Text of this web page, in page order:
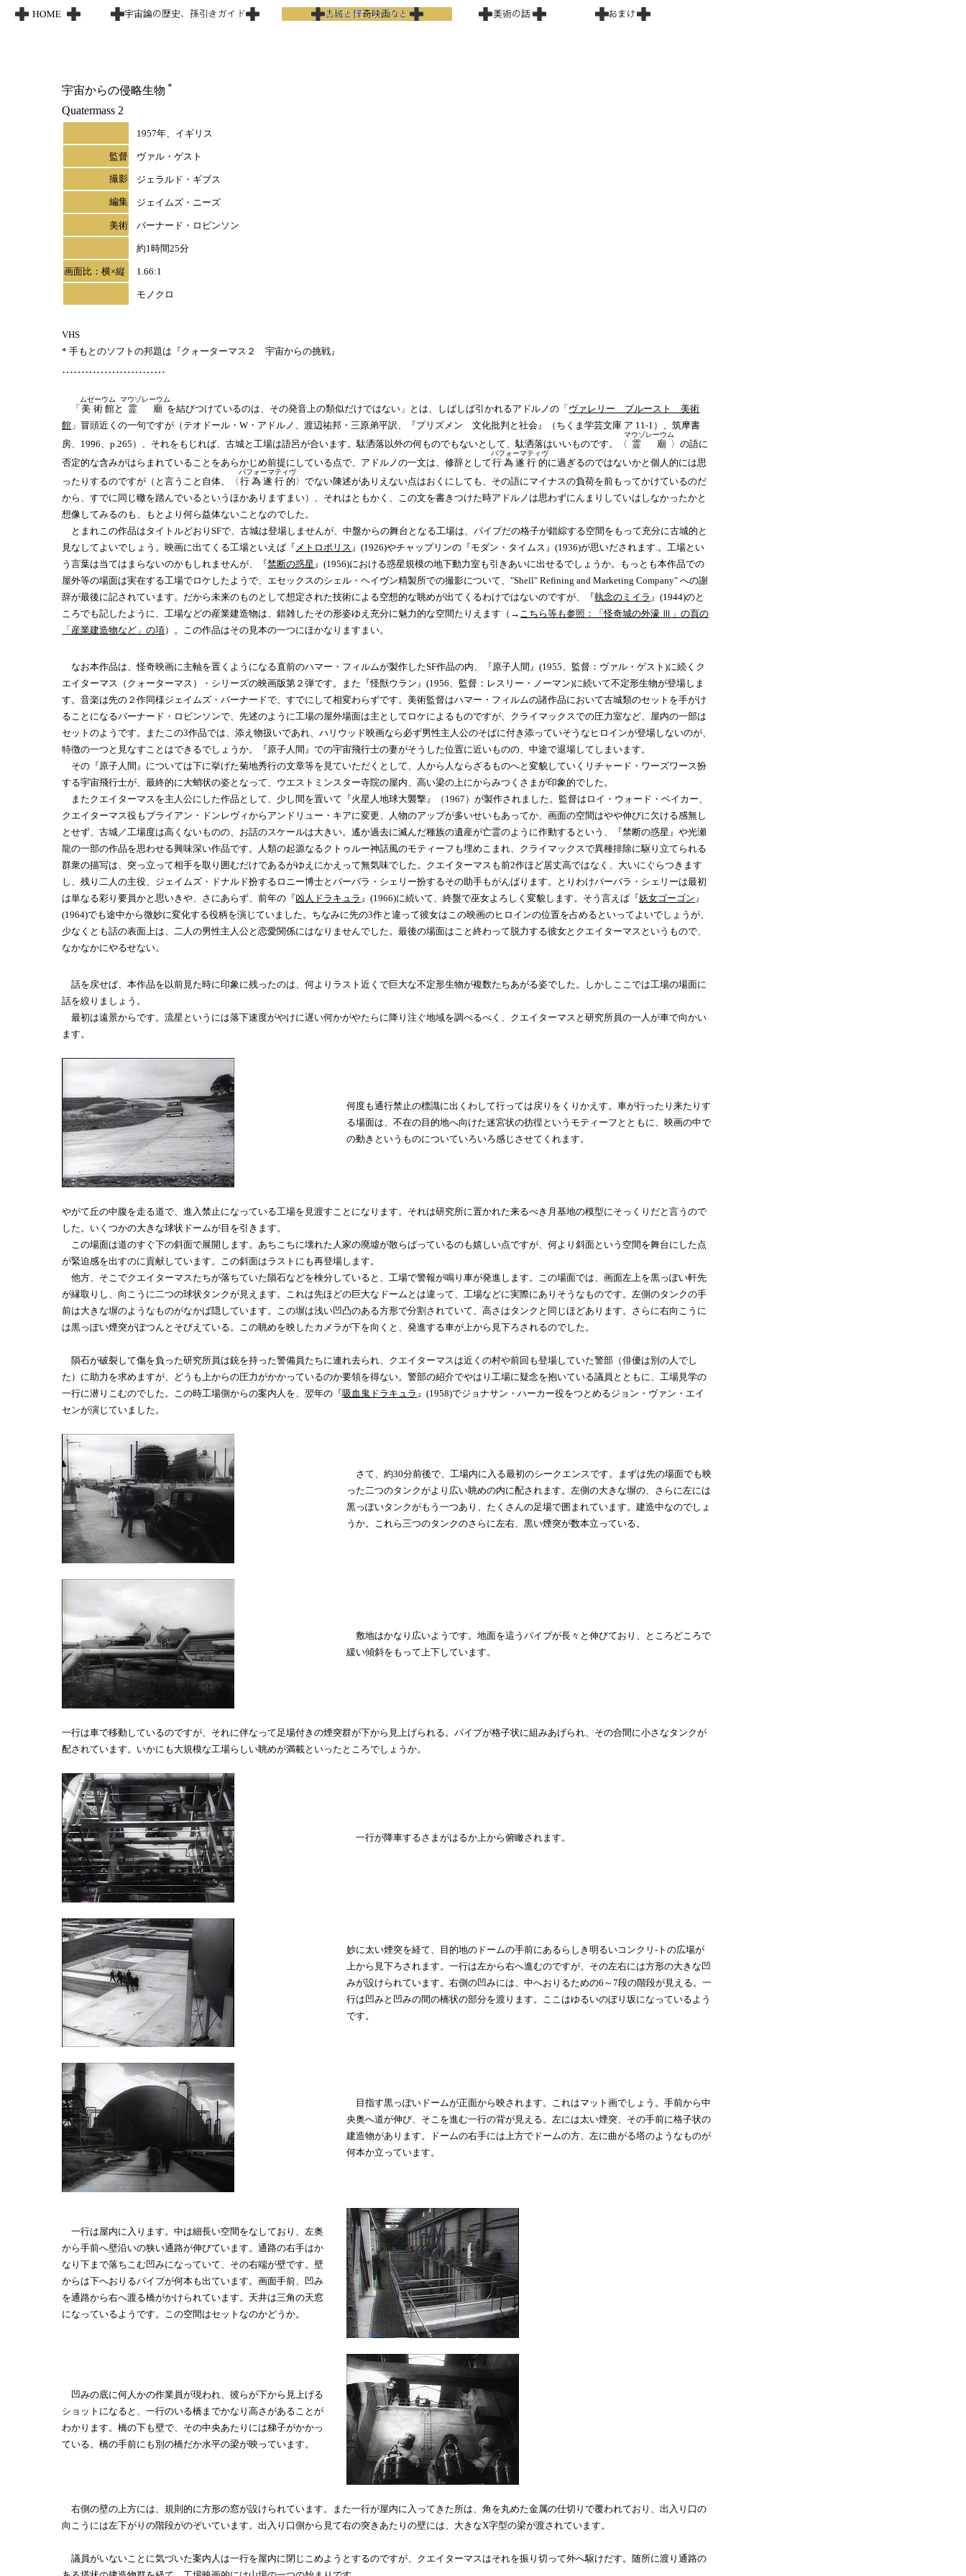
宇宙からの侵略生物 *
Quatermass 2
1957年、イギリス
監督 ヴァル・ゲスト
撮影 ジェラルド・ギブス
編集 ジェイムズ・ニーズ
美術 バーナード・ロビンソン
約1時間25分
画面比：横×縦 1.66:1
モノクロ
VHS
* 手もとのソフトの邦題は『クォーターマス２ 宇宙からの挑戦』
………………………
「 美術館
ムゼーウム
と 霊廟
マウゾレーウム
を結びつけているのは、その発音上の類似だけではない」とは、しばしば引かれるアドルノの「 ヴァレリー プルースト 美術
館 」冒頭近くの一句ですが（テオドール・W・アドルノ、渡辺祐邦・三原弟平訳、『プリズメン 文化批判と社会』（ちくま学芸文庫 ア 11-1）、筑摩書
房、1996、p.265）、それをもじれば、古城と工場は語呂が合います。駄洒落以外の何ものでもないとして、駄洒落はいいものです。〈 霊廟
マウゾレーウム
〉の語に
否定的な含みがはらまれていることをあらかじめ前提にしている点で、アドルノの一文は、修辞として行為遂行的
パフォーマティヴ
に過ぎるのではないかと個人的には思
ったりするのですが（と言うこと自体、〈 行為遂行的
パフォーマティヴ
〉でない陳述がありえない点はおくにしても、その語にマイナスの負荷を前もってかけているのだ
から、すでに同じ轍を踏んでいるというほかありますまい）、それはともかく、この文を書きつけた時アドルノは思わずにんまりしていはしなかったかと
想像してみるのも、もとより何ら益体ないことなのでした。
とまれこの作品はタイトルどおりSFで、古城は登場しませんが、中盤からの舞台となる工場は、パイプだの格子が錯綜する空間をもって充分に古城的と
見なしてよいでしょう。映画に出てくる工場といえば『 メトロポリス』(1926)やチャップリンの『モダン・タイムス』(1936)が思いだされます.。工場とい
う言葉は当てはまらないのかもしれませんが、『禁断の惑星』(1956)における惑星規模の地下動力室も引きあいに出せるでしょうか。もっとも本作品での
屋外等の場面は実在する工場でロケしたようで、エセックスのシェル・ヘイヴン精製所での撮影について、"Shell" Refining and Marketing Company" への謝
辞が最後に記されています。だから未来のものとして想定された技術による空想的な眺めが出てくるわけではないのですが、『執念のミイラ 』(1944)のと
ころでも記したように、工場などの産業建造物は、錯雑したその形姿ゆえ充分に魅力的な空間たりえます（→ こちら等も参照：「怪奇城の外濠 Ⅲ」の頁の
「産業建造物など」の項）。この作品はその見本の一つにほかなりますまい。
なお本作品は、怪奇映画に主軸を置くようになる直前のハマー・フィルムが製作したSF作品の内、『原子人間』(1955、監督：ヴァル・ゲスト)に続くク
エイターマス（クォーターマス）・シリーズの映画版第２弾です。また『怪獣ウラン』(1956、監督：レスリー・ノーマン)に続いて不定形生物が登場しま
す。音楽は先の２作同様ジェイムズ・バーナードで、すでにして相変わらずです。美術監督はハマー・フィルムの諸作品において古城類のセットを手がけ
ることになるバーナード・ロビンソンで、先述のように工場の屋外場面は主としてロケによるものですが、クライマックスでの圧力室など、屋内の一部は
セットのようです。またこの3作品では、添え物扱いであれ、ハリウッド映画なら必ず男性主人公のそばに付き添っていそうなヒロインが登場しないのが、
特徴の一つと見なすことはできるでしょうか。『原子人間』での宇宙飛行士の妻がそうした位置に近いものの、中途で退場してしまいます。
その『原子人間』については下に挙げた菊地秀行の文章等を見ていただくとして、人から人ならざるものへと変貌していくリチャード・ワーズワース扮
する宇宙飛行士が、最終的に大蛸状の姿となって、ウエストミンスター寺院の屋内、高い梁の上にからみつくさまが印象的でした。
またクエイターマスを主人公にした作品として、少し間を置いて『火星人地球大襲撃』（1967）が製作されました。監督はロイ・ウォード・ベイカー、
クエイターマス役もブライアン・ドンレヴィからアンドリュー・キアに変更、人物のアップが多いせいもあってか、画面の空間はやや伸びに欠ける感無し
とせず、古城／工場度は高くないものの、お話のスケールは大きい。遙か過去に滅んだ種族の遺産が亡霊のように作動するという、『禁断の惑星』や光瀬
龍の一部の作品を思わせる興味深い作品です。人類の起源なるクトゥルー神話風のモティーフも埋めこまれ、クライマックスで異種排除に駆り立てられる
群衆の描写は、突っ立って相手を取り囲むだけであるがゆえにかえって無気味でした。クエイターマスも前2作ほど居丈高ではなく、大いにぐらつきます
し、残り二人の主役、ジェイムズ・ドナルド扮するロニー博士とバーバラ・シェリー扮するその助手もがんばります。とりわけバーバラ・シェリーは最初
は単なる彩り要員かと思いきや、さにあらず、前年の『凶人ドラキュラ 』(1966)に続いて、終盤で巫女よろしく変貌します。そう言えば『妖女ゴーゴン』
(1964)でも途中から微妙に変化する役柄を演じていました。ちなみに先の3作と違って彼女はこの映画のヒロインの位置を占めるといってよいでしょうが、
少なくとも話の表面上は、二人の男性主人公と恋愛関係にはなりませんでした。最後の場面はこと終わって脱力する彼女とクエイターマスというもので、
なかなかにやるせない。
話を戻せば、本作品を以前見た時に印象に残ったのは、何よりラスト近くで巨大な不定形生物が複数たちあがる姿でした。しかしここでは工場の場面に
話を絞りましょう。
最初は遠景からです。流星というには落下速度がやけに遅い何かがやたらに降り注ぐ地域を調べるべく、クエイターマスと研究所員の一人が車で向かい
ます。
何度も通行禁止の標識に出くわして行っては戻りをくりかえす。車が行ったり来たりす
る場面は、不在の目的地へ向けた迷宮状の彷徨というモティーフとともに、映画の中で
の動きというものについていろいろ感じさせてくれます。
やがて丘の中腹を走る道で、進入禁止になっている工場を見渡すことになります。それは研究所に置かれた来るべき月基地の模型にそっくりだと言うので
した。いくつかの大きな球状ドームが目を引きます。
この場面は道のすぐ下の斜面で展開します。あちこちに壊れた人家の廃墟が散らばっているのも嬉しい点ですが、何より斜面という空間を舞台にした点
が緊迫感を出すのに貢献しています。この斜面はラストにも再登場します。
他方、そこでクエイターマスたちが落ちていた隕石などを検分していると、工場で警報が鳴り車が発進します。この場面では、画面左上を黒っぽい軒先
が縁取りし、向こうに二つの球状タンクが見えます。これは先ほどの巨大なドームとは違って、工場などに実際にありそうなものです。左側のタンクの手
前は大きな塀のようなものがなかば隠しています。この塀は浅い凹凸のある方形で分割されていて、高さはタンクと同じほどあります。さらに右向こうに
は黒っぽい煙突がぽつんとそびえている。この眺めを映したカメラが下を向くと、発進する車が上から見下ろされるのでした。
隕石が破裂して傷を負った研究所員は銃を持った警備員たちに連れ去られ、クエイターマスは近くの村や前回も登場していた警部（俳優は別の人でし
た）に助力を求めますが、どうも上からの圧力がかかっているのか要領を得ない。警部の紹介でやはり工場に疑念を抱いている議員とともに、工場見学の
一行に潜りこむのでした。この時工場側からの案内人を、翌年の『吸血鬼ドラキュラ 』(1958)でジョナサン・ハーカー役をつとめるジョン・ヴァン・エイ
センが演じていました。
さて、約30分前後で、工場内に入る最初のシークエンスです。まずは先の場面でも映
った二つのタンクがより広い眺めの内に配されます。左側の大きな塀の、さらに左には
黒っぽいタンクがもう一つあり、たくさんの足場で囲まれています。建造中なのでしょ
うか。これら三つのタンクのさらに左右、黒い煙突が数本立っている。
敷地はかなり広いようです。地面を這うパイプが長々と伸びており、ところどころで
緩い傾斜をもって上下しています。
一行は車で移動しているのですが、それに伴なって足場付きの煙突群が下から見上げられる。パイプが格子状に組みあげられ、その合間に小さなタンクが
配されています。いかにも大規模な工場らしい眺めが満載といったところでしょうか。
一行が降車するさまがはるか上から俯瞰されます。
妙に太い煙突を経て、目的地のドームの手前にあるらしき明るいコンクリ-トの広場が
上から見下ろされます。一行は左から右へ進むのですが、その左右には方形の大きな凹
みが設けられています。右側の凹みには、中へおりるための6～7段の階段が見える。一
行は凹みと凹みの間の橋状の部分を渡ります。ここはゆるいのぼり坂になっているよう
です。
目指す黒っぽいドームが正面から映されます。これはマット画でしょう。手前から中
央奥へ道が伸び、そこを進む一行の背が見える。左には太い煙突、その手前に格子状の
建造物があります。ドームの右手には上方でドームの方、左に曲がる塔のようなものが
何本か立っています。
一行は屋内に入ります。中は細長い空間をなしており、左奥
から手前へ壁沿いの狭い通路が伸びています。通路の右手はか
なり下まで落ちこむ凹みになっていて、その右端が壁です。壁
からは下へおりるパイプが何本も出ています。画面手前、凹み
を通路から右へ渡る橋がかけられています。天井は三角の天窓
になっているようです。この空間はセットなのかどうか。
凹みの底に何人かの作業員が現われ、彼らが下から見上げる
ショットになると、一行のいる橋までかなり高さがあることが
わかります。橋の下も壁で、その中央あたりには梯子がかかっ
ている。橋の手前にも別の橋だか水平の梁が映っています。
右側の壁の上方には、規則的に方形の窓が設けられています。また一行が屋内に入ってきた所は、角を丸めた金属の仕切りで覆われており、出入り口の
向こうには左下がりの階段がのぞいています。出入り口側から見て右の突きあたりの壁には、大きなX字型の梁が渡されています。
議員がいないことに気づいた案内人は一行を屋内に閉じこめようとするのですが、クエイターマスはそれを振り切って外へ駆けだす。随所に渡り通路の